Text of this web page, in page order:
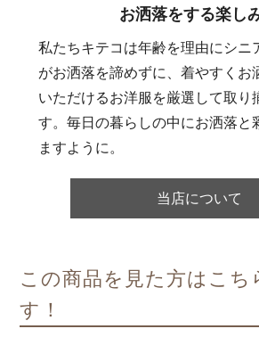
お洒落をする楽し
私たちキテコは年齢を理由にシニ
がお洒落を諦めずに、着やすくお
いただけるお洋服を厳選して取り
す。毎日の暮らしの中にお洒落と
ますように。
当店について
この商品を見た方はこち
す！